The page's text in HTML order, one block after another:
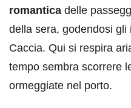
romantica delle
della sera, godendosi
Caccia. Qui si respira
tempo sembra scorrere
ormeggiate nel porto.